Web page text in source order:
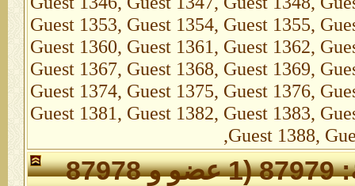
الأعضاء الذين تواجدوا خلال 24 ساعة: 87979 (1 عضو و 87978